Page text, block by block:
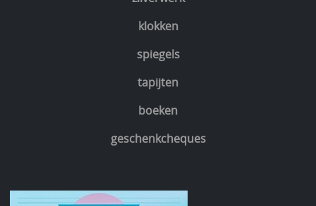
klokken
spiegels
tapijten
boeken
geschenkcheques